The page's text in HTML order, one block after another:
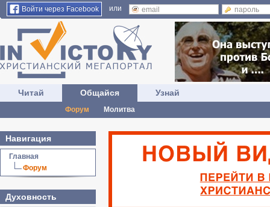
Войти через Facebook или
Читай Общайся
Форум Молитва
Узнай
Навигация
Главная
Форум
Духовность